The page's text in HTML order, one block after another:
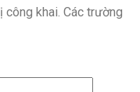
công khai. Các trường